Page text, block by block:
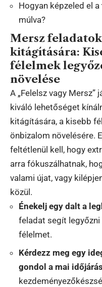
Hogyan képzeled el a
múlva?
Mersz
kitágítására:
félelmek
növelése
A „Felelsz vagy Mersz”
kiváló lehetőséget
kitágítására, a kisebb
önbizalom növelésére.
feltétlenül kell, hogy
arra fókuszálhatnak,
valami újat, vagy
közül.
Énekelj egy dalt a
feladat segít
félelmet.
Kérdezz meg egy
gondol a mai